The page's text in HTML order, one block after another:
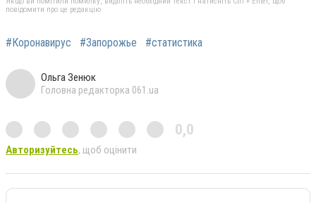
повідомити про це редакцію
#Коронавирус #Запорожье #статистика
Ольга Зенюк
Головна редакторка 061.ua
0,0
Авторизуйтесь, щоб оцінити